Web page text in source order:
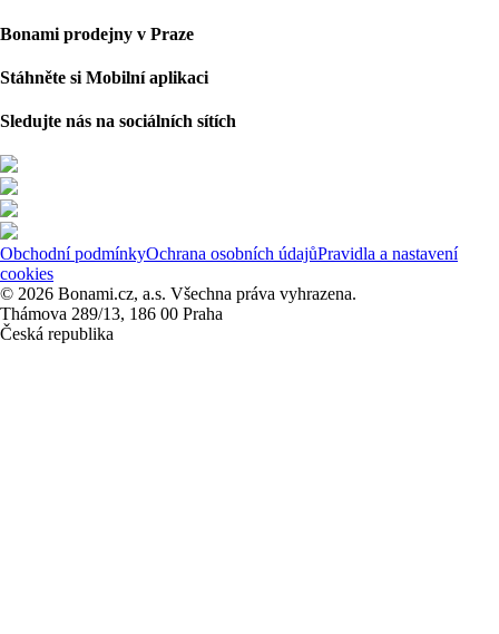
Bonami prodejny v Praze
Stáhněte si Mobilní aplikaci
Sledujte nás na sociálních sítích
Obchodní podmínkyOchrana osobních údajůPravidla a nastavení
cookies
© 2026 Bonami.cz, a.s. Všechna práva vyhrazena.
Thámova 289/13, 186 00 Praha
Česká republika